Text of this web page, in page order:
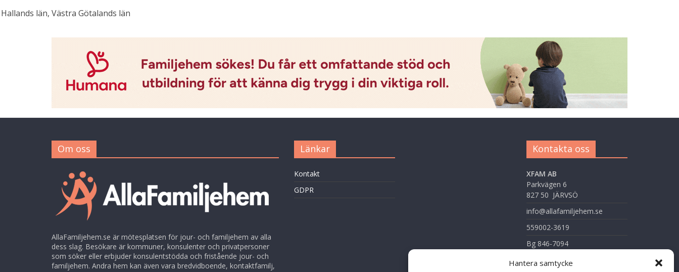
Hantera samtycke
Hallands län, Västra Götalands län
Om oss
AllaFamiljehem.se är mötesplatsen för jour- och familjehem av alla
dess slag. Besökare är kommuner, konsulenter och privatpersoner
som söker eller erbjuder konsulentstödda och fristående jour- och
familjehem. Andra hem kan även vara bredvidboende, kontaktfamilj,
Länkar
Kontakt
GDPR
Kontakta oss
XFAM AB
Parkvägen 6
827 50 JÄRVSÖ
info@allafamiljehem.se
559002-3619
Bg 846-7094